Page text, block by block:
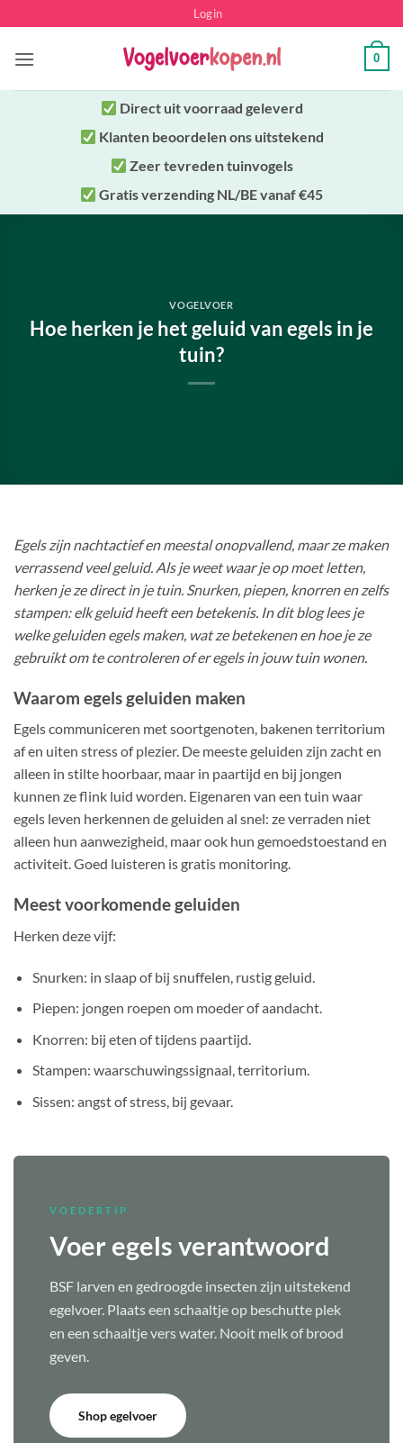
naar
inhoud
Login
0
Direct uitvoorraad geleverd
Klanten beoordelen ons uitstekend
Zeer tevreden tuinvogels
Gratis verzending NL/BE vanaf €45
VOGELVOER
Hoe herken je het geluid van egels in je
tuin?
Egels zijn nachtactief en meestal onopvallend, maar ze maken
verrassend veel geluid. Als je weet waar je op moet letten,
herken je ze direct in je tuin. Snurken, piepen, knorren en zelfs
stampen: elk geluid heeft een betekenis. In dit blog lees je
welke geluiden egels maken, wat ze betekenen en hoe je ze
gebruikt om te controleren of er egels in jouw tuin wonen.
Waarom egels geluiden maken
Egels communiceren met soortgenoten, bakenen territorium
af en uiten stress of plezier. De meeste geluiden zijn zacht en
alleen in stilte hoorbaar, maar in paartijd en bij jongen
kunnen ze flink luid worden. Eigenaren van een tuin waar
egels leven herkennen de geluiden al snel: ze verraden niet
alleen hun aanwezigheid, maar ook hun gemoedstoestand en
activiteit. Goed luisteren is gratis monitoring.
Meest voorkomende geluiden
Herken deze vijf:
Snurken: in slaap of bij snuffelen, rustig geluid.
Piepen: jongen roepen om moeder of aandacht.
Knorren: bij eten of tijdens paartijd.
Stampen: waarschuwingssignaal, territorium.
Sissen: angst of stress, bij gevaar.
VOEDERTIP
Voer egels verantwoord
BSF larven en gedroogde insecten zijn uitstekend
egelvoer. Plaats een schaaltje op beschutte plek
en een schaaltje vers water. Nooit melk of brood
geven.
Shop egelvoer